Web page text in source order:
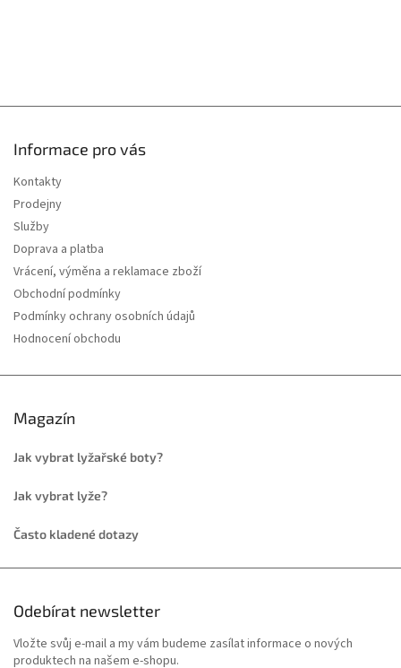
Informace pro vás
Kontakty
Prodejny
Služby
Doprava a platba
Vrácení, výměna a reklamace zboží
Obchodní podmínky
Podmínky ochrany osobních údajů
Hodnocení obchodu
Magazín
Jak vybrat lyžařské boty?
Jak vybrat lyže?
Často kladené dotazy
Odebírat newsletter
Vložte svůj e-mail a my vám budeme zasílat informace o nových
produktech na našem e-shopu.